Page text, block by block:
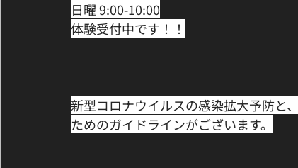
日曜 9:00-10:00﻿
体験受付中です！！﻿
新型コロナウイルスの感染拡大予防と
ためのガイドラインがございます。﻿